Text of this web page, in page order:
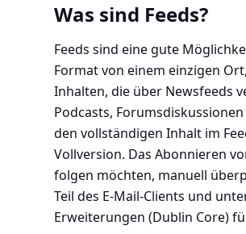
Was sind Feeds?
Feeds sind eine gute
Format von einem einzigen
Inhalten, die über Newsfeeds
Podcasts,
den vollständigen Inhalt im
Vollversion. Das Abonnieren
folgen möchten, manuell
Teil des E-Mail-Clients und
Erweiterungen (Dublin Core)